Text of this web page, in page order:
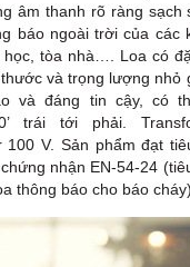
âm thanh rõ ràng sạch
báo ngoài trời của các
tòa nhà…. Loa có
và trọng lượng nhỏ
và đáng tin cậy, có
trái tới phải.
V. Sản phẩm đạt
nhận EN-54-24
thông báo cho báo cháy).